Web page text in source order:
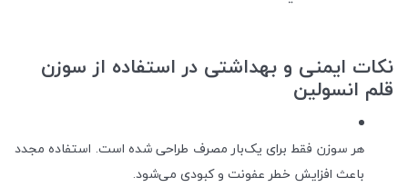
نکات ایمنی و بهداشتی در استفاده از سوزن
قلم انسولین
هر سوزن فقط برای یک‌بار مصرف طراحی شده است. استفاده مجدد
باعث افزایش خطر عفونت و کبودی می‌شود.